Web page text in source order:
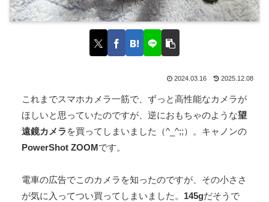
2024.03.16 2025.12.08
これまでスマホカメラ一筋で、ずっと高性能なカメラが
ほしいと思っていたのですが、逆におもちゃのような望
遠鏡カメラを買ってしまいました（^_^;;）。キャノンの
PowerShot ZOOMです。
電車の広告でこのカメラを知ったのですが、その小ささ
が気に入ってつい買ってしまいました。 145gだそうで